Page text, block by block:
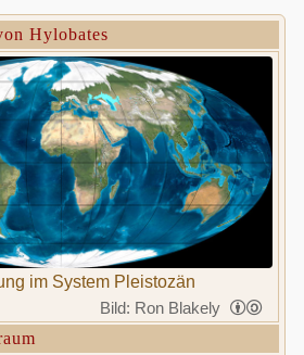
Hylobates
im System Pleistozän
Bild: Ron Blakely